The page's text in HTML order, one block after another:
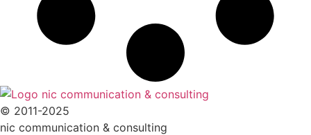
© 2011-2025
nic communication & consulting